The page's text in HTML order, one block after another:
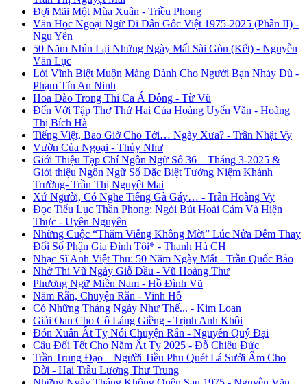
Đợi Mãi Một Mùa Xuân - Triều Phong
Văn Học Ngoại Ngữ Di Dân Gốc Việt 1975-2025 (Phần II) -
Ngu Yên
50 Năm Nhìn Lại Những Ngày Mất Sài Gòn (Kết) - Nguyễn
Văn Lục
Lời Vĩnh Biệt Muộn Màng Dành Cho Người Bạn Nhảy Dù -
Phạm Tín An Ninh
Hoa Đào Trong Thi Ca Á Đông - Từ Vũ
Đến Với Tập Thơ Thứ Hai Của Hoàng Uyển Văn - Hoàng
Thị Bích Hà
Tiếng Việt, Bao Giờ Cho Tới… Ngày Xưa? - Trần Nhật Vy
Vườn Của Ngoại - Thủy Như
Giới Thiệu Tạp Chí Ngôn Ngữ Số 36 – Tháng 3-2025 &
Giới thiệu Ngôn Ngữ Số Đặc Biệt Tưởng Niệm Khánh
Trường- Trần Thị Nguyệt Mai
Xứ Người, Có Nghe Tiếng Gà Gáy… - Trần Hoàng Vy
Đọc Tiểu Lục Thần Phong: Ngòi Bút Hoài Cảm Và Hiện
Thực - Uyên Nguyên
Những Cuộc “Thăm Viếng Không Mời” Lúc Nửa Đêm Thay
Đổi Số Phận Gia Đình Tôi* - Thanh Hà CH
Nhạc Sĩ Anh Việt Thu: 50 Năm Ngày Mất - Trần Quốc Bảo
Nhớ Thi Vũ Ngày Giỗ Đầu - Vũ Hoàng Thư
Phương Ngữ Miền Nam - Hồ Đình Vũ
Năm Rắn, Chuyện Rắn - Vinh Hồ
Có Những Tháng Ngày Như Thế... - Kim Loan
Giải Oan Cho Cô Láng Giềng - Trịnh Anh Khôi
Đón Xuân Ất Tỵ Nói Chuyện Rắn - Nguyễn Quý Đại
Câu Đối Tết Cho Năm Ất Tỵ 2025 - Đỗ Chiêu Đức
Trần Trung Đạo – Người Tiều Phu Quét Lá Sưởi Ấm Cho
Đời - Hai Trầu Lương Thư Trung